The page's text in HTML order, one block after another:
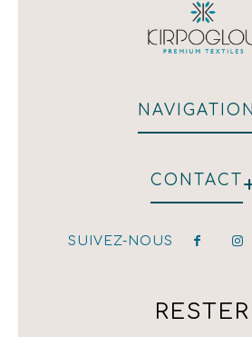
NAVIGATION
QUI NOUS
NOS CLIENTS
CONTACT
T:(+30) 210 323 4833 / (+30)
(+30) 210 342
SUIVEZ-NOUS
RESTER